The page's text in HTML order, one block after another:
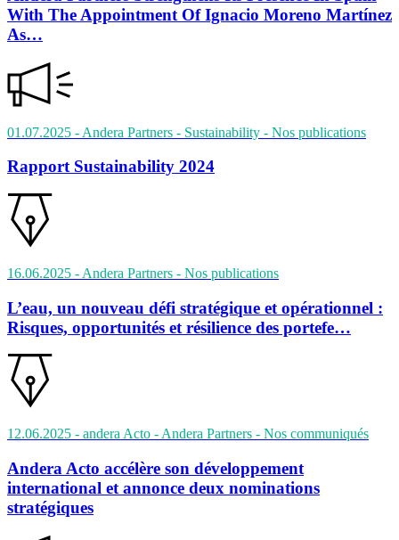
With The Appointment Of Ignacio Moreno Martínez
As…
01.07.2025 - Andera Partners - Sustainability - Nos publications
Rapport Sustainability 2024
16.06.2025 - Andera Partners - Nos publications
L’eau, un nouveau défi stratégique et opérationnel :
Risques, opportunités et résilience des portefe…
12.06.2025 - andera Acto - Andera Partners - Nos communiqués
Andera Acto accélère son développement
international et annonce deux nominations
stratégiques